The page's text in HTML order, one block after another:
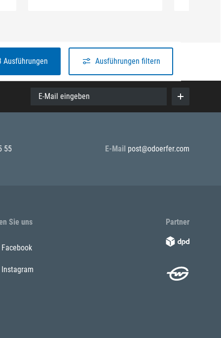
Ausführungen Ausführungen filtern
E-Mail eingeben
55 E-Mail post@odoerfer.com
Sie uns
Facebook
Instagram
Partner